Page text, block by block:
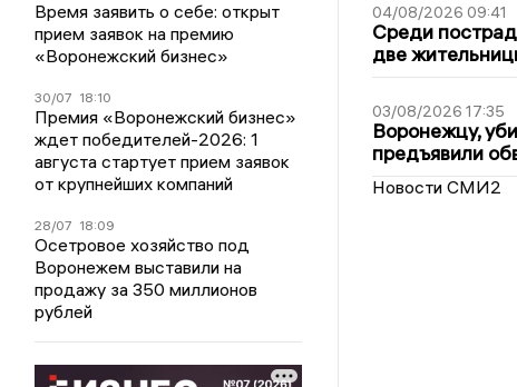
Время заявить о себе: открыт
прием заявок на премию
«Воронежский бизнес»
30/07 18:10
Премия «Воронежский бизнес»
ждет победителей-2026: 1
августа стартует прием заявок
от крупнейших компаний
28/07 18:09
Осетровое хозяйство под
Воронежем выставили на
продажу за 350 миллионов
рублей
04/08/2026 09:41
Среди
две
03/08/2026 17:35
Воронежцу,
предъявили
Новости СМИ2